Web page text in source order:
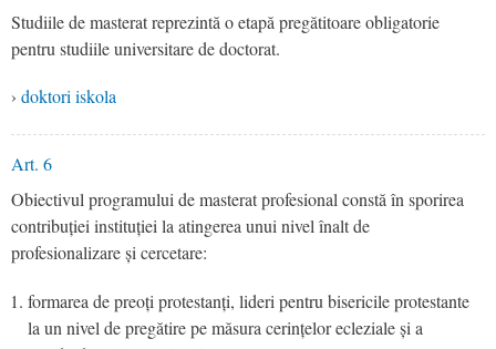
Studiile de masterat reprezintă o etapă pregătitoare obligatorie
pentru studiile universitare de doctorat.
› doktori iskola
Art. 6
Obiectivul programului de masterat profesional constă în sporirea
contribuției instituției la atingerea unui nivel înalt de
profesionalizare și cercetare:
formarea de preoți protestanți, lideri pentru bisericile protestante
la un nivel de pregătire pe măsura cerințelor ecleziale și a